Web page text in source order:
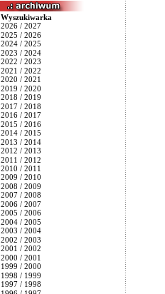
Wyszukiwarka
2026 / 2027
2025 / 2026
2024 / 2025
2023 / 2024
2022 / 2023
2021 / 2022
2020 / 2021
2019 / 2020
2018 / 2019
2017 / 2018
2016 / 2017
2015 / 2016
2014 / 2015
2013 / 2014
2012 / 2013
2011 / 2012
2010 / 2011
2009 / 2010
2008 / 2009
2007 / 2008
2006 / 2007
2005 / 2006
2004 / 2005
2003 / 2004
2002 / 2003
2001 / 2002
2000 / 2001
1999 / 2000
1998 / 1999
1997 / 1998